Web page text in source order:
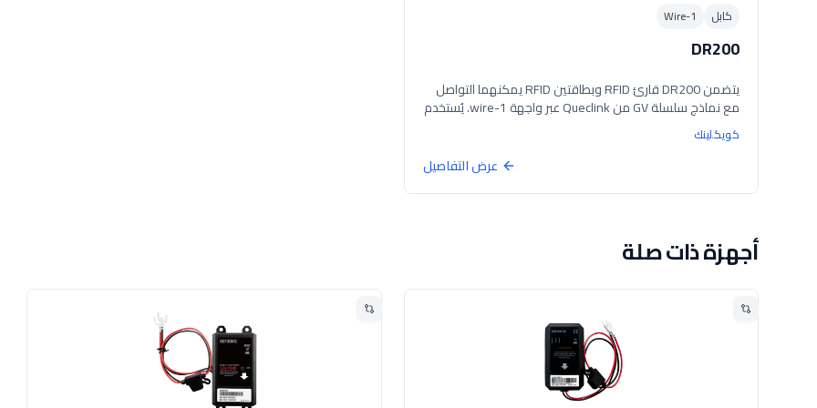
كابل 1-Wire
DR200
يتضمن DR200 قارئ RFID وبطاقتين RFID يمكنهما التواصل
مع نماذج سلسلة GV من Queclink عبر واجهة 1-wire. يُستخدم
لتحديد هوية السائقين في تطبيقات إدارة الأسطول. الأجهزة
(اتصال 1-wire) GV300/GV300W/GV75/GV75W (اتصال
كويكلينك
عرض التفاصيل
أجهزة ذات صلة